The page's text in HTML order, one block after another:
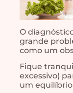
O
grande
como um
Fique
excessivo)
um